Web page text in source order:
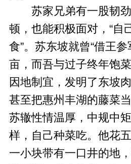
苏家兄弟有一股韧劲
顿，也能积极面对，“自
食”。苏东坡就曾“借王
亩，而吾与过子终年饱
因地制宜，发明了东坡
甚至把惠州丰湖的藤菜
苏辙性情温厚，中规中
样，自己种菜吃。他花
一小块带有一口井的地